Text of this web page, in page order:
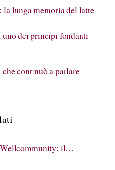
lunga memoria del latte
uno dei principi fondanti
continuò a parlare
il…